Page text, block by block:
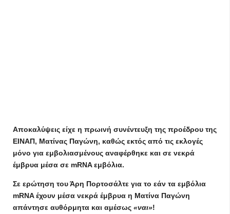
Αποκαλύψεις είχε η πρωινή συνέντευξη της προέδρου της
ΕΙΝΑΠ, Ματίνας Παγώνη, καθώς εκτός από τις εκλογές
μόνο για εμβολιασμένους αναφέρθηκε και σε νεκρά
έμβρυα μέσα σε mRNA εμβόλια.
Σε ερώτηση του Άρη Πορτοσάλτε για το εάν τα εμβόλια
mRNA έχουν μέσα νεκρά έμβρυα η Ματίνα Παγώνη
απάντησε αυθόρμητα και αμέσως «ναι»!